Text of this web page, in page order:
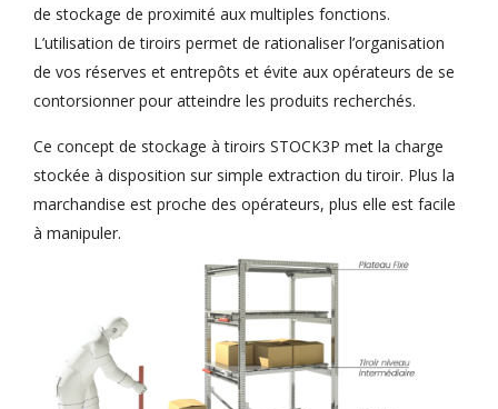
de stockage de proximité aux multiples fonctions.
L’utilisation de tiroirs permet de rationaliser l’organisation
de vos réserves et entrepôts et évite aux opérateurs de se
contorsionner pour atteindre les produits recherchés.
Ce concept de stockage à tiroirs STOCK3P met la charge
stockée à disposition sur simple extraction du tiroir. Plus la
marchandise est proche des opérateurs, plus elle est facile
à manipuler.